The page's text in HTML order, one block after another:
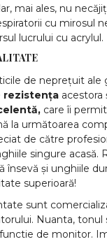
mai ales, nu
cu mirosul
lucrului cu acrylul.
de neprețuit ale
rezistența acestora
care îi
la următoarea
de către
singure acasă.
însevă și unghiile
superioară!
sunt
Nuanta, tonul
de monitor.